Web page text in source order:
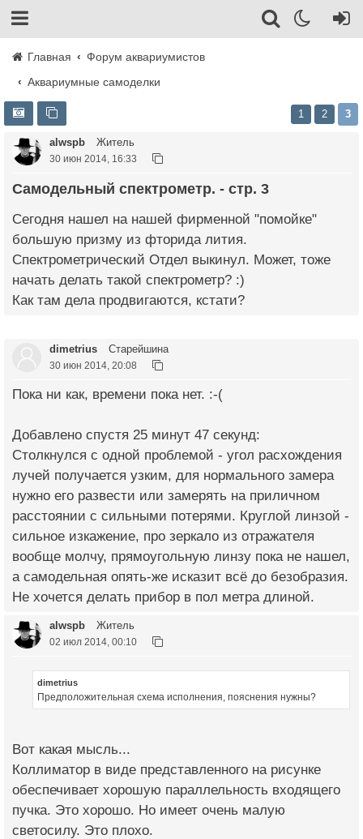
Главная
Форум аквариумистов
Аквариумные самоделки
1 2 3
alwspb Житель
30 июн 2014, 16:33
Самодельный спектрометр. - стр. 3
Сегодня нашел на нашей фирменной "помойке"
большую призму из фторида лития.
Спектрометрический Отдел выкинул. Может, тоже
начать делать такой спектрометр? :)
Как там дела продвигаются, кстати?
dimetrius Старейшина
30 июн 2014, 20:08
Пока ни как, времени пока нет. :-(
Добавлено спустя 25 минут 47 секунд:
Столкнулся с одной проблемой - угол расхождения
лучей получается узким, для нормального замера
нужно его развести или замерять на приличном
расстоянии с сильными потерями. Круглой линзой -
сильное изкажение, про зеркало из отражателя
вообще молчу, прямоугольную линзу пока не нашел,
а самодельная опять-же исказит всё до безобразия.
Не хочется делать прибор в пол метра длиной.
alwspb Житель
02 июл 2014, 00:10
dimetrius
Предположительная схема исполнения, пояснения нужны?
Вот какая мысль...
Коллиматор в виде представленного на рисунке
обеспечивает хорошую параллельность входящего
пучка. Это хорошо. Но имеет очень малую
светосилу. Это плохо.